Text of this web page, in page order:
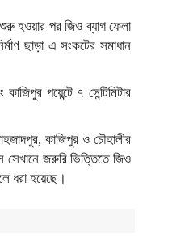
হওয়ার পর জিও ব্যাগ ফেলা
ছাড়া এ সংকটের সমাধান
পয়েন্টে ৭ সেন্টিমিটার
কাজিপুর ও চৌহালীর
সেখানে জরুরি ভিত্তিতে জিও
ধরা হয়েছে।